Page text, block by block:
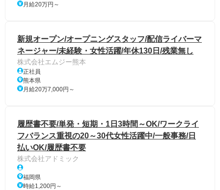
月給20万円～
新規オープン/オープニングスタッフ/配信ライバーマ
ネージャー/未経験・女性活躍/年休130日/残業無し
株式会社エムジー熊本
正社員
熊本県
月給20万7,000円～
履歴書不要/単発・短期・1日3時間～OK/ワークライ
フバランス重視の20～30代女性活躍中/一般事務/日
払いOK/履歴書不要
株式会社アドミック
福岡県
時給1,200円～